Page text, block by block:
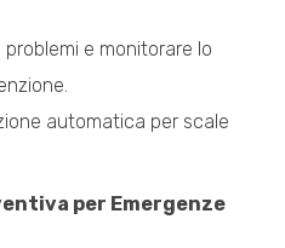
e monitorare lo
automatica per scale
per Emergenze